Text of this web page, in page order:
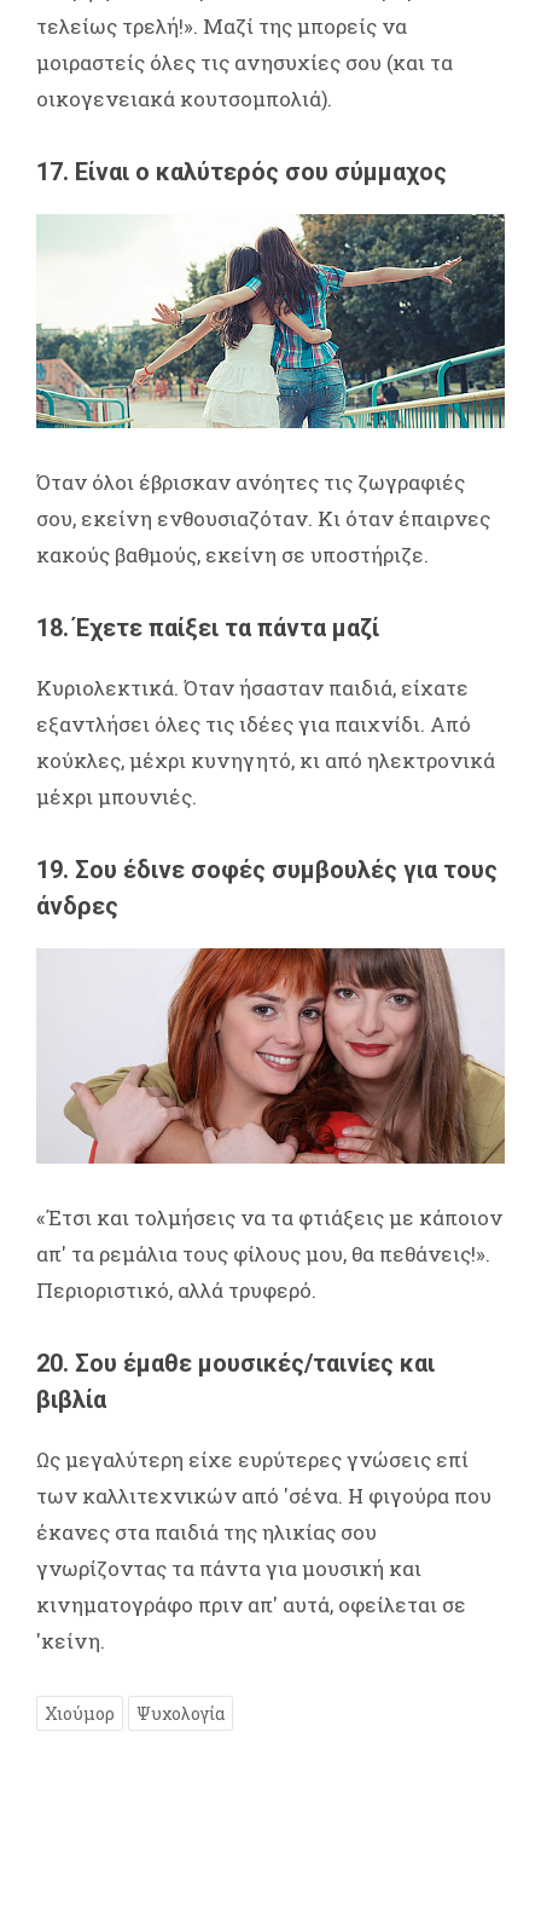
τελείως τρελή!». Μαζί της μπορείς να
μοιραστείς όλες τις ανησυχίες σου (και τα
οικογενειακά κουτσομπολιά).
17. Είναι ο καλύτερός σου σύμμαχος
Όταν όλοι έβρισκαν ανόητες τις ζωγραφιές
σου, εκείνη ενθουσιαζόταν. Κι όταν έπαιρνες
κακούς βαθμούς, εκείνη σε υποστήριζε.
18. Έχετε παίξει τα πάντα μαζί
Κυριολεκτικά. Όταν ήσασταν παιδιά, είχατε
εξαντλήσει όλες τις ιδέες για παιχνίδι. Από
κούκλες, μέχρι κυνηγητό, κι από ηλεκτρονικά
μέχρι μπουνιές.
19. Σου έδινε σοφές συμβουλές για τους
άνδρες
«Έτσι και τολμήσεις να τα φτιάξεις με κάποιον
απ' τα ρεμάλια τους φίλους μου, θα πεθάνεις!».
Περιοριστικό, αλλά τρυφερό.
20. Σου έμαθε μουσικές/ταινίες και
βιβλία
Ως μεγαλύτερη είχε ευρύτερες γνώσεις επί
των καλλιτεχνικών από 'σένα. Η φιγούρα που
έκανες στα παιδιά της ηλικίας σου
γνωρίζοντας τα πάντα για μουσική και
κινηματογράφο πριν απ' αυτά, οφείλεται σε
'κείνη.
Χιούμορ Ψυχολογία